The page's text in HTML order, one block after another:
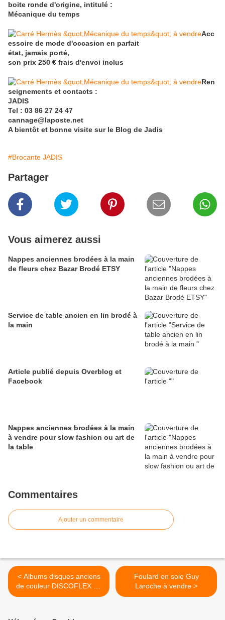
boite ronde d'origine, intitulé :
Mécanique du temps
Acc
essoire de mode d'occasion en parfait
état, jamais porté,
son prix 250 € frais d'envoi inclus
Ren
seignements et contacts :
JADIS
Tel : 03 86 27 24 47
cannage@laposte.net
A bientôt et bonne visite sur le Blog de Jadis
#Brocante JADIS
Partager
Vous aimerez aussi
Nappes anciennes brodées à la main
de fleurs chez Bazar Brodé ETSY
Service de table ancien en lin brodé à
la main
Article publié depuis Overblog et
Facebook
Nappes anciennes brodées à la main
à vendre pour slow fashion ou art de
la table
Commentaires
Ajouter un commentaire
< Albums disques anciens
de couleur DISCOFLEX de
1930
Foulard en soie Guy
Laroche à vendre >